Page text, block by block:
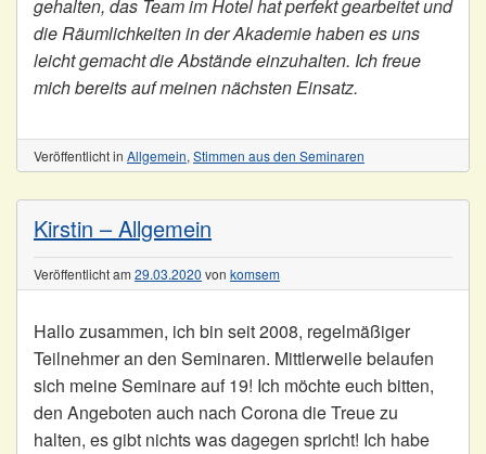
gehalten, das Team im Hotel hat perfekt gearbeitet und
die Räumlichkeiten in der Akademie haben es uns
leicht gemacht die Abstände einzuhalten. Ich freue
mich bereits auf meinen nächsten Einsatz.
Veröffentlicht in Allgemein, Stimmen aus den Seminaren
Kirstin – Allgemein
Veröffentlicht am 29.03.2020 von komsem
Hallo zusammen, ich bin seit 2008, regelmäßiger
Teilnehmer an den Seminaren. Mittlerweile belaufen
sich meine Seminare auf 19! Ich möchte euch bitten,
den Angeboten auch nach Corona die Treue zu
halten, es gibt nichts was dagegen spricht! Ich habe